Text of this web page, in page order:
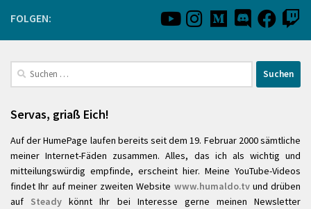
FOLGEN:
Suchen
nach:
Servas, griaß Eich!
Auf der HumePage laufen bereits seit dem 19. Februar 2000 sämtliche
meiner Internet-Fäden zusammen. Alles, das ich als wichtig und
mitteilungswürdig empfinde, erscheint hier. Meine YouTube-Videos
findet Ihr auf meiner zweiten Website www.humaldo.tvund drüben
auf Steady könnt Ihr bei Interesse gerne meinen Newsletter